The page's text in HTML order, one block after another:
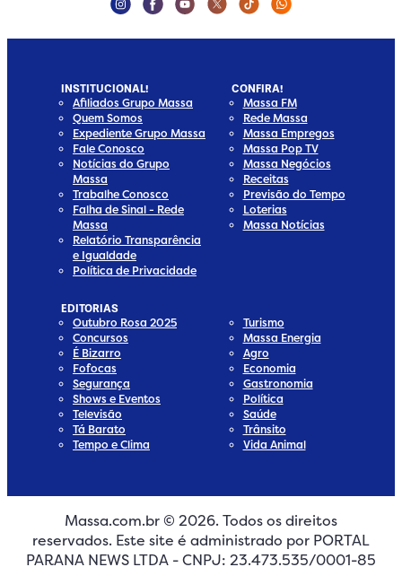
Media
Media
INSTITUCIONAL!
Afiliados Grupo Massa
Quem Somos
Expediente Grupo Massa
Fale Conosco
Notícias do Grupo
Massa
Trabalhe Conosco
Falha de Sinal - Rede
Massa
Relatório Transparência
e Igualdade
Política de Privacidade
CONFIRA!
Massa FM
Rede Massa
Massa Empregos
Massa Pop TV
Massa Negócios
Receitas
Previsão do Tempo
Loterias
Massa Notícias
EDITORIAS
Outubro Rosa 2025
Concursos
É Bizarro
Fofocas
Segurança
Shows e Eventos
Televisão
Tá Barato
Tempo e Clima
Turismo
Massa Energia
Agro
Economia
Gastronomia
Política
Saúde
Trânsito
Vida Animal
Massa.com.br © 2026. Todos os direitos
reservados. Este site é administrado por PORTAL
PARANA NEWS LTDA - CNPJ: 23.473.535/0001-85